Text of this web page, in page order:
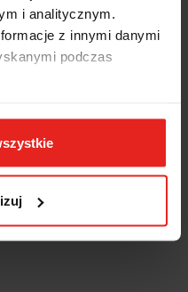
i analitycznym.
z innymi danymi
podczas